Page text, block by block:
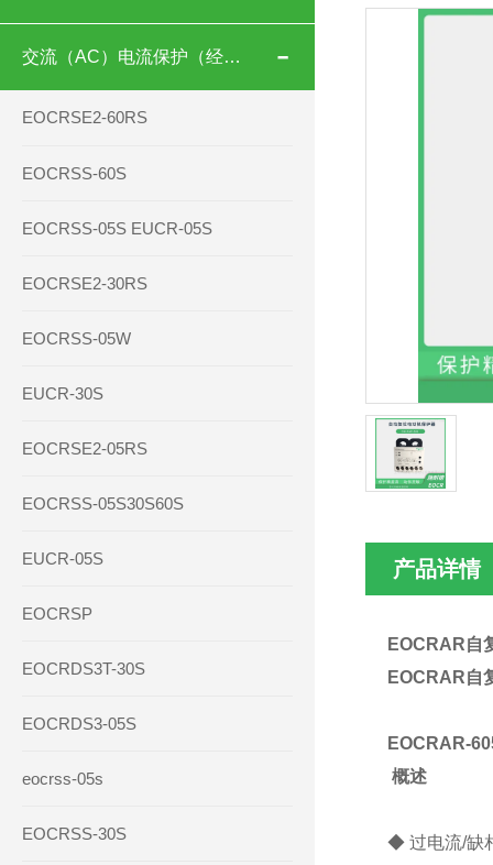
交流（AC）电流保护（经济型）
EOCRSE2-60RS
EOCRSS-60S
EOCRSS-05S EUCR-05S
EOCRSE2-30RS
EOCRSS-05W
EUCR-30S
EOCRSE2-05RS
EOCRSS-05S30S60S
EUCR-05S
EOCRSP
EOCRDS3T-30S
EOCRDS3-05S
eocrss-05s
EOCRSS-30S
产品详情
EOCRAR自
EOCRAR自
EOCRAR-
概述
◆ 过电流/缺